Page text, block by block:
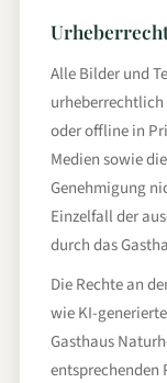
Alle Bilder und
oder offline in
Medien sowie
Genehmigung
Einzelfall der
durch das
Die Rechte an
wie KI-
Gasthaus
entsprechenden